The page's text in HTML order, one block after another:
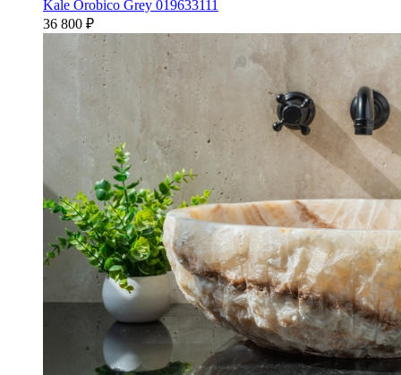
Kale Orobico Grey 019633111
36 800 ₽